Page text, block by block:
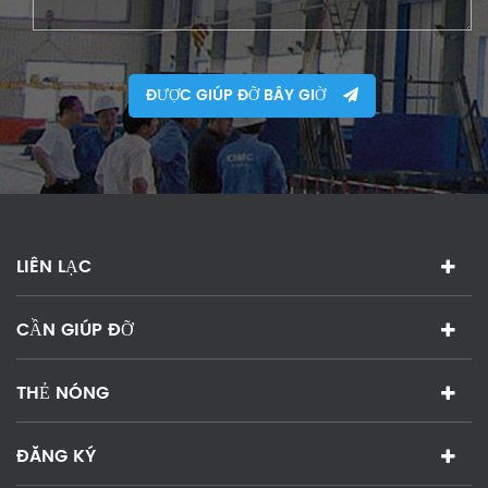
ĐƯỢC GIÚP ĐỠ BÂY GIỜ
LIÊN LẠC
CẦN GIÚP ĐỠ
THẺ NÓNG
ĐĂNG KÝ